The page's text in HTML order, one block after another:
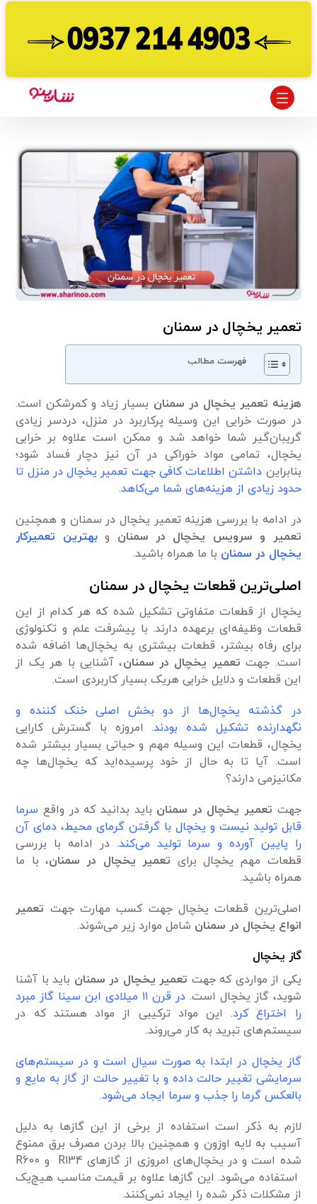
تعمیر یخچال در سمنان
فهرست مطالب
هزینه تعمیر یخچال در سمنان بسیار زیاد و کمرشکن است.
در صورت خرابی این وسیله پرکاربرد در منزل، دردسر زیادی
گریبان‌گیر شما خواهد شد و ممکن است علاوه بر خرابی
یخچال، تمامی مواد خوراکی در آن نیز دچار فساد شود؛
بنابراین داشتن اطلاعات کافی جهت تعمیر یخچال در منزل تا
حدود زیادی از هزینه‌های شما می‌کاهد.
در ادامه با بررسی هزینه تعمیر یخچال در سمنان و همچنین
تعمیر و سرویس یخچال در سمنان وبهترین تعمیرکار
یخچال در سمنان با ما همراه باشید.
اصلی‌ترین قطعات یخچال در سمنان
یخچال از قطعات متفاوتی تشکیل شده که هر کدام از این
قطعات وظیفه‌ای برعهده دارند. با پیشرفت علم و تکنولوژی
برای رفاه بیشتر، قطعات بیشتری به یخچال‌ها اضافه شده
است. جهت تعمیر یخچال در سمنان، آشنایی با هر یک از
این قطعات و دلایل خرابی هریک بسیار کاربردی است.
در گذشته یخچال‌ها از دو بخش اصلی خنک کننده و
نگهدارنده تشکیل شده بودند.امروزه با گسترش کارایی
یخچال، قطعات این وسیله مهم و حیاتی بسیار بیشتر شده
است. آیا تا به حال از خود پرسیده‌اید که یخچال‌ها چه
مکانیزمی دارند؟
جهت تعمیر یخچال در سمنان باید بدانید که در واقع سرما
قابل تولید نیست و یخچال با گرفتن گرمای محیط، دمای آن
را پایین آورده و سرما تولید می‌کند. در ادامه با بررسی
قطعات مهم یخچال برای تعمیر یخچال در سمنان، با ما
همراه باشید.
اصلی‌ترین قطعات یخچال جهت کسب مهارت جهت تعمیر
انواع یخچال در سمنان شامل موارد زیر می‌شوند.
گاز یخچال
یکی از مواردی که جهت تعمیر یخچال در سمنان باید با آشنا
شوید، گاز یخچال است.
در قرن ۱۱ میلادی ابن سینا گاز مبرد
را اختراع کرد.این مواد ترکیبی از مواد هستند که در
سیستم‌های تبرید به کار می‌روند.
گاز یخچال در ابتدا به صورت سیال است و در سیستم‌های
سرمایشی تغییر حالت داده و با تغییر حالت از گاز به مایع و
بالعکس گرما را جذب و سرما ایجاد می‌شود.
لازم به ذکر است استفاده از برخی از این گازها به دلیل
آسیب به لایه اوزون و همچنین بالا بردن مصرف برق ممنوع
شده است و در یخچال‌های امروزی از گازهای R134 و R600
استفاده می‌شود. این گازها علاوه بر قیمت مناسب هیچ‌یک
از مشکلات ذکر شده را ایجاد نمی‌کنند.